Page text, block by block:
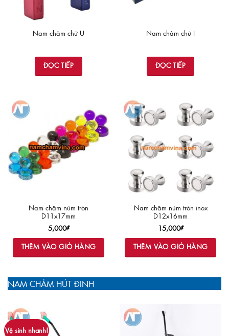
trên
phẩm
Nam châm chữ U
ĐỌC TIẾP
Nam châm chữ I
ĐỌC TIẾP
Nam châm núm tròn
D11x17mm
5,000₫
THÊM VÀO GIỎ HÀNG
Nam châm núm tròn inox
D12x16mm
15,000₫
THÊM VÀO GIỎ HÀNG
NAM CHÂM HÚT ĐINH
Vệ sinh nhanh!